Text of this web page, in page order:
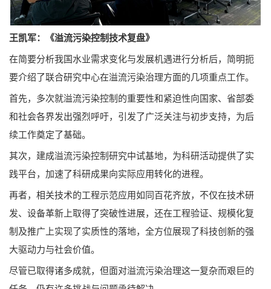
王凯军：《溢流污染控制技术复盘》
在简要分析我国水业需求变化与发展机遇进行分析后，简明扼
要介绍了联合研究中心在溢流污染治理方面的几项重点工作。
首先，多次就溢流污染控制的重要性和紧迫性向国家、省部委
和社会各界发出强烈呼吁，引发了广泛关注与初步支持，为后
续工作奠定了基础。
其次，建成溢流污染控制研究中试基地，为科研活动提供了实
践平台，加速了科研成果向实际应用转化的进程。
再者，相关技术的工程示范应用如同百花齐放，不仅在技术研
发、设备革新上取得了突破性进展，还在工程验证、规模化复
制及推广上实现了实质性的落地，全方位展现了科技创新的强
大驱动力与社会价值。
尽管已取得诸多成就，但面对溢流污染治理这一复杂而艰巨的